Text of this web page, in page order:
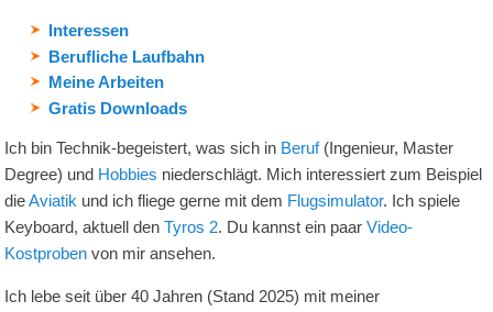
Interessen
Berufliche Laufbahn
Meine Arbeiten
Gratis Downloads
Ich bin Technik-begeistert, was sich in Beruf(Ingenieur, Master
Degree) und Hobbies niederschlägt. Mich interessiert zum Beispiel
dieAviatik und ich fliege gerne mit dem Flugsimulator. Ich spiele
Keyboard, aktuell denTyros 2. Du kannst ein paarVideo-
Kostproben von mir ansehen.
Ich lebe seit über 40 Jahren (Stand 2025) mit meiner